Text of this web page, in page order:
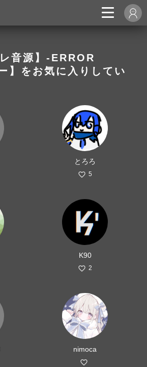
音源】-ERROR
】をお気に入りしてい
とろろ
5
K90
2
nimoca